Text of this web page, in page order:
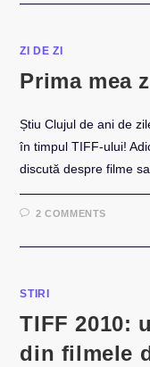
Q
ZI DE ZI
Prima mea
Știu Clujul de ani de
în timpul TIFF-ului!
discută despre filme
2 COMMENTS
STIRI
TIFF 2010:
din filmele